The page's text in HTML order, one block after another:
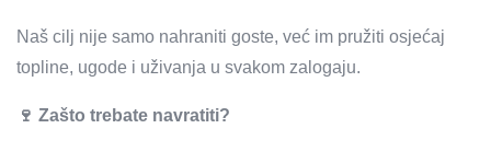
Naš cilj nije samo nahraniti goste, već im pružiti osjećaj
topline, ugode i uživanja u svakom zalogaju.
🍷 Zašto trebate navratiti?